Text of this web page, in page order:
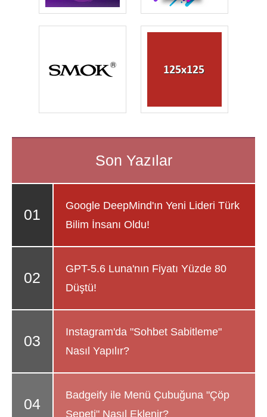
Google DeepMind'ın Yeni Lideri Türk
Bilim İnsanı Oldu!
GPT-5.6 Luna'nın Fiyatı Yüzde 80
Düştü!
Instagram'da "Sohbet Sabitleme"
Nasıl Yapılır?
Badgeify ile Menü Çubuğuna "Çöp
Sepeti" Nasıl Eklenir?